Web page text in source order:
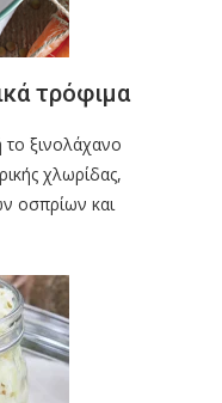
τρόφιμα
ξινολάχανο
χλωρίδας,
οσπρίων και